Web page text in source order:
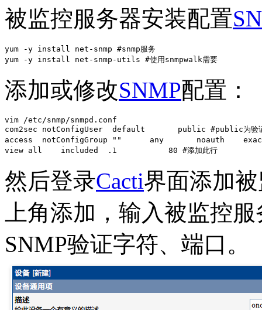
被监控服务器安装配置
yum -y install net-snmp #snmp服务
yum -y install net-snmp-utils #使用snmpwalk需要
添加或修改SNMP配置：
vim /etc/snmp/snmpd.conf
com2sec notConfigUser  default       public #public为验证字
access  notConfigGroup ""      any       noauth    exact
view all    included  .1           80 #添加此行
然后登录Cacti界面添加
上角添加，输入被监控
SNMP验证字符、端口。